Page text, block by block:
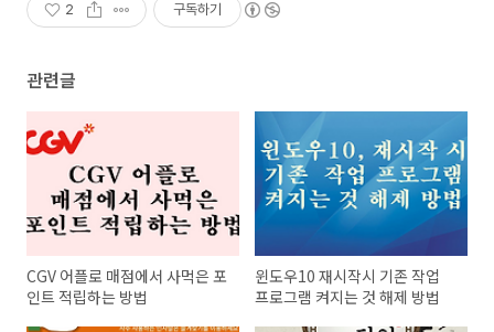
2 구독하기
관련글
CGV 어플로 매점에서 사먹은 포
인트 적립하는 방법
윈도우10 재시작시 기존 작업
프로그램 켜지는 것 해제 방법